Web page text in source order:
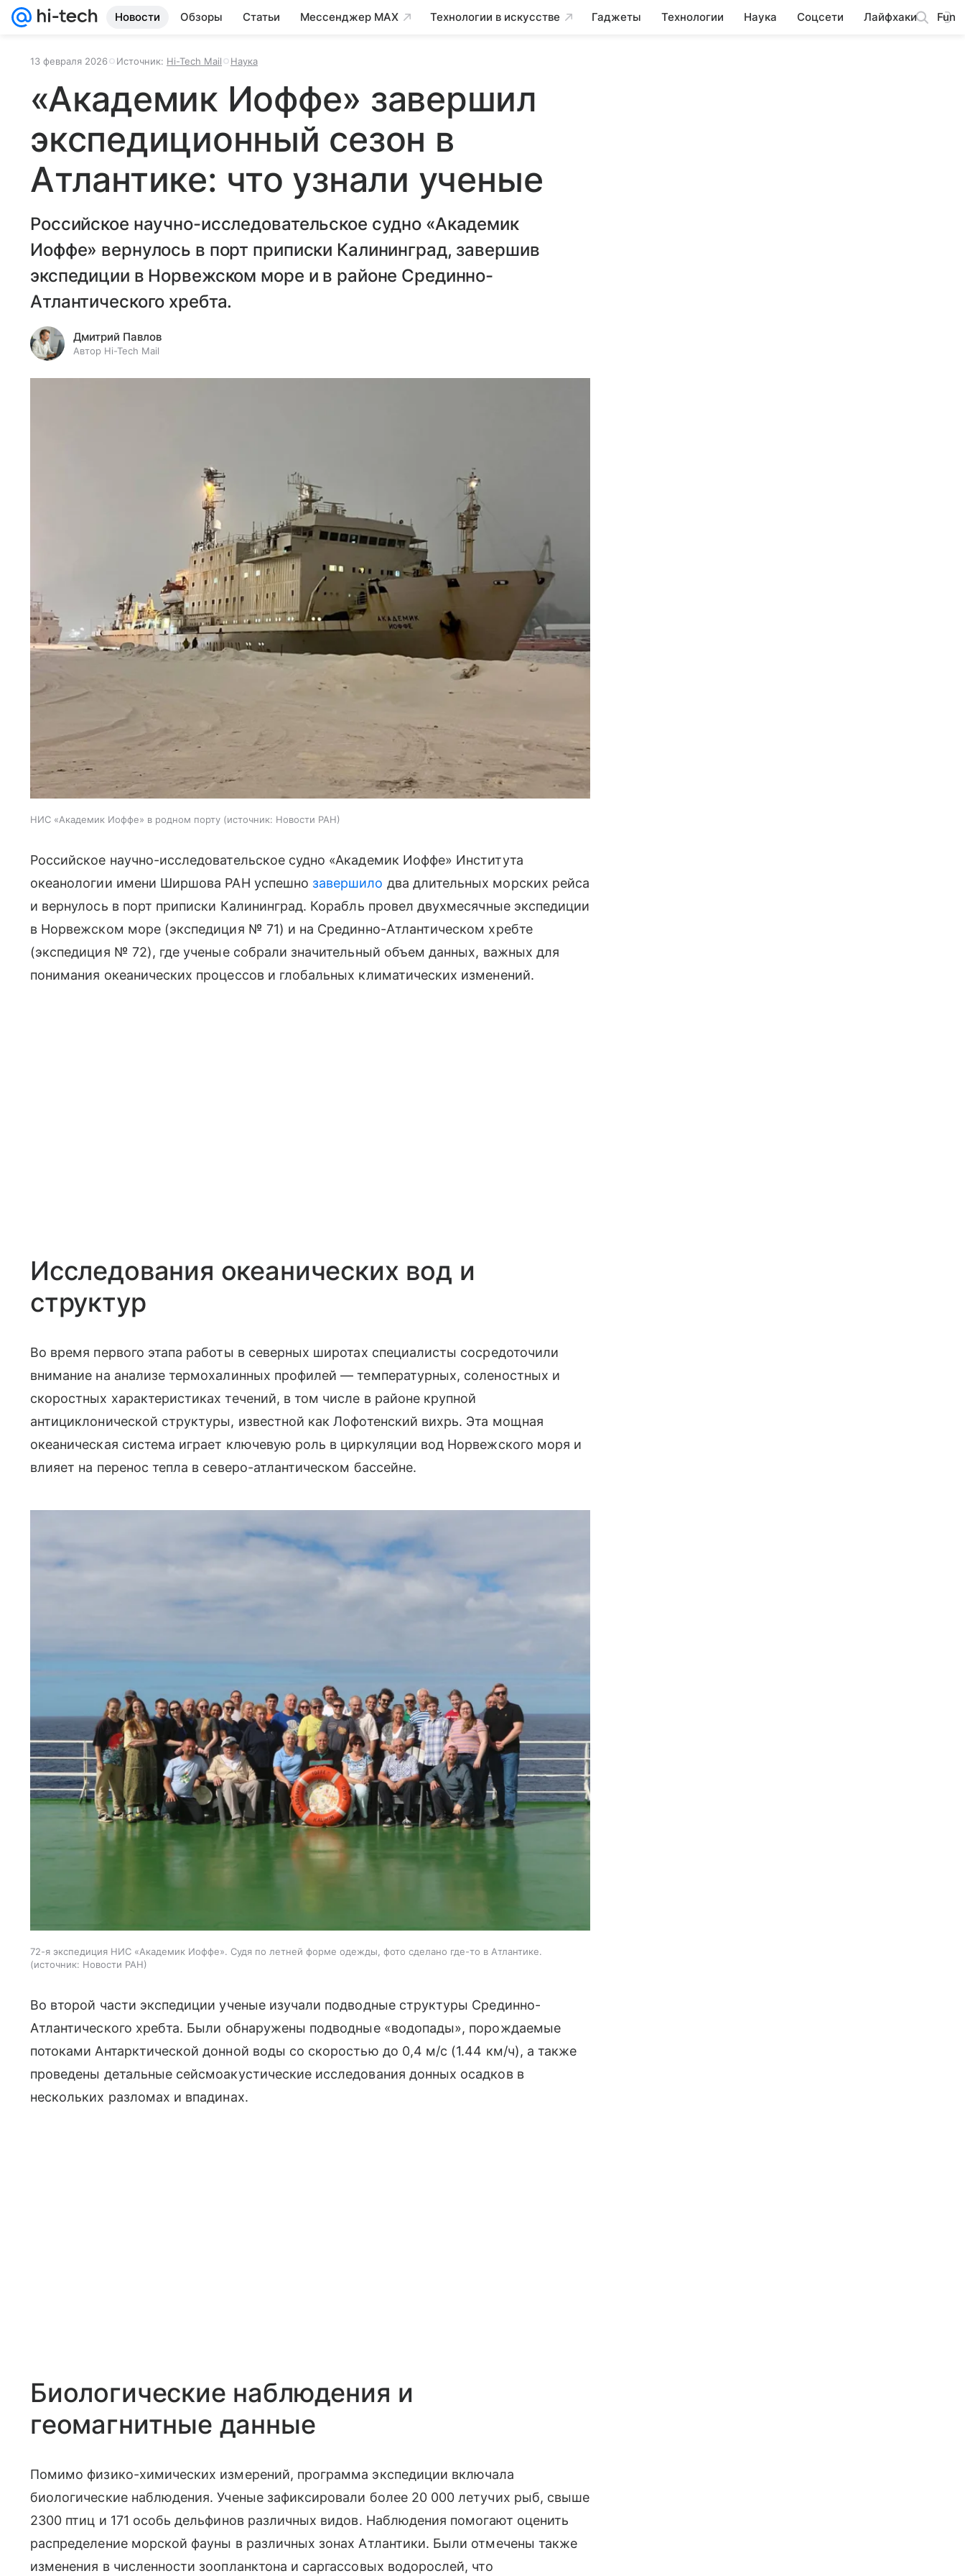
Новости Обзоры Статьи Мессенджер MAX Технологии в искусстве Гаджеты Технологии Наука Соцсети Лайфхаки Fun
13 февраля 2026 Источник: Hi-Tech Mail Наука
«Академик Иоффе» завершил
экспедиционный сезон в
Атлантике: что узнали ученые
Российское научно-исследовательское судно «Академик
Иоффе» вернулось в порт приписки Калининград, завершив
экспедиции в Норвежском море и в районе Срединно-
Атлантического хребта.
Дмитрий Павлов
Автор Hi-Tech Mail
НИС «Академик Иоффе» в родном порту источник: Новости РАН
Российское научно-исследовательское судно «Академик Иоффе» Института
океанологии имени Ширшова РАН успешно завершило два длительных морских рейса
и вернулось в порт приписки Калининград. Корабль провел двухмесячные экспедиции
в Норвежском море (экспедиция № 71) и на Срединно-Атлантическом хребте
(экспедиция № 72), где ученые собрали значительный объем данных, важных для
понимания океанических процессов и глобальных климатических изменений.
Исследования океанических вод и
структур
Во время первого этапа работы в северных широтах специалисты сосредоточили
внимание на анализе термохалинных профилей — температурных, соленостных и
скоростных характеристиках течений, в том числе в районе крупной
антициклонической структуры, известной как Лофотенский вихрь. Эта мощная
океаническая система играет ключевую роль в циркуляции вод Норвежского моря и
влияет на перенос тепла в северо-атлантическом бассейне.
72-я экспедиция НИС «Академик Иоффе». Судя по летней форме одежды, фото сделано где-то в Атлантике.
источник: Новости РАН
Во второй части экспедиции ученые изучали подводные структуры Срединно-
Атлантического хребта. Были обнаружены подводные «водопады», порождаемые
потоками Антарктической донной воды со скоростью до 0,4 м/с (1.44 км/ч), а также
проведены детальные сейсмоакустические исследования донных осадков в
нескольких разломах и впадинах.
Биологические наблюдения и
геомагнитные данные
Помимо физико-химических измерений, программа экспедиции включала
биологические наблюдения. Ученые зафиксировали более 20 000 летучих рыб, свыше
2300 птиц и 171 особь дельфинов различных видов. Наблюдения помогают оценить
распределение морской фауны в различных зонах Атлантики. Были отмечены также
изменения в численности зоопланктона и саргассовых водорослей, что